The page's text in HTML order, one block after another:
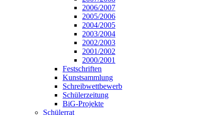
2006/2007
2005/2006
2004/2005
2003/2004
2002/2003
2001/2002
2000/2001
Festschriften
Kunstsammlung
Schreibwettbewerb
Schülerzeitung
BiG-Projekte
Schülerrat